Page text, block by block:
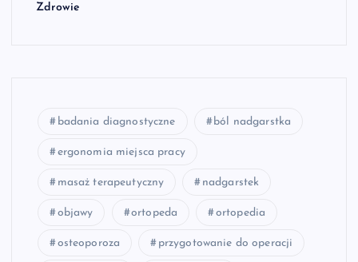
Zdrowie
badania diagnostyczne ból nadgarstka
ergonomia miejsca pracy
masaż terapeutyczny nadgarstek
objawy ortopeda ortopedia
osteoporoza przygotowanie do operacji